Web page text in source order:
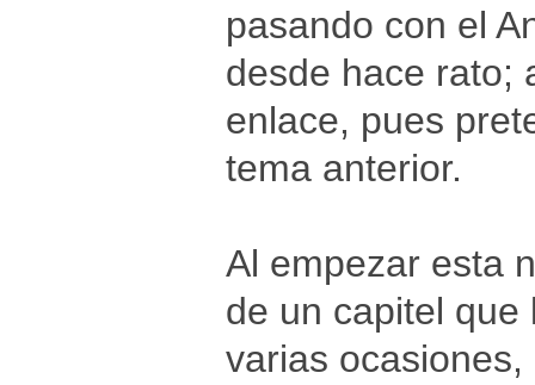
pasando con el
desde hace rato;
enlace, pues
tema anterior.
Al empezar esta
de un capitel
varias